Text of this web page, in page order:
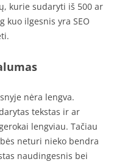
kurie sudaryti iš 500 ar
kuo ilgesnis yra SEO
nėra lengva.
tekstas ir ar
lengviau. Tačiau
neturi nieko bendra
naudingesnis bei